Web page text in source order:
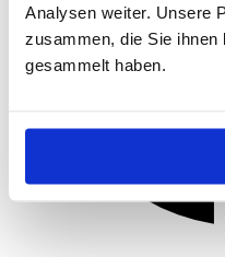
Analysen weiter. Unsere
zusammen, die Sie
gesammelt haben.